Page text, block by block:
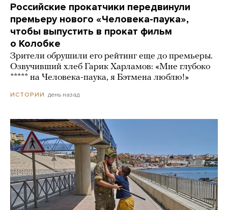
Российские прокатчики передвинули
премьеру нового «Человека-паука»,
чтобы выпустить в прокат фильм
о Колобке
Зрители обрушили его рейтинг еще до премьеры.
Озвучивший хлеб Гарик Харламов: «Мне глубоко
***** на Человека-паука, я Бэтмена люблю!»
ИСТОРИИ день назад